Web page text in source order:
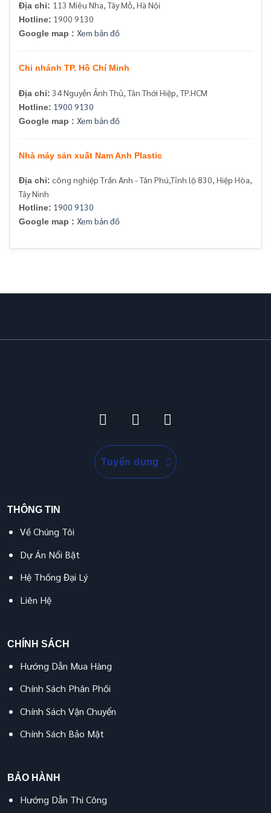
Địa chỉ: 113 Miêu Nha, Tây Mỗ, Hà Nội
Hotline: 1900 9130
Google map : Xem bản đồ
Chi nhánh TP. Hồ Chí Minh
Địa chỉ: 34 Nguyễn Ảnh Thủ, Tân Thới Hiệp, TP.HCM
Hotline: 1900 9130
Google map : Xem bản đồ
Nhà máy sản xuất Nam Anh Plastic
Địa chỉ: công nghiệp Trần Anh - Tân Phú,Tỉnh lộ 830, Hiệp Hòa,
Tây Ninh
Hotline: 1900 9130
Google map : Xem bản đồ
Tuyển dụng
THÔNG TIN
Về Chúng Tôi
Dự Án Nổi Bật
Hệ Thống Đại Lý
Liên Hệ
CHÍNH SÁCH
Hướng Dẫn Mua Hàng
Chính Sách Phân Phối
Chính Sách Vận Chuyển
Chính Sách Bảo Mật
BẢO HÀNH
Hướng Dẫn Thi Công